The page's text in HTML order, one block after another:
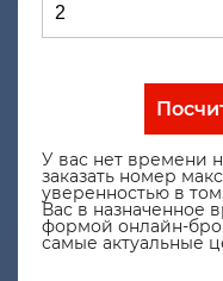
У вас нет времени
заказать номер
уверенностью в
Вас в назначенное
формой онлайн-
самые актуальные